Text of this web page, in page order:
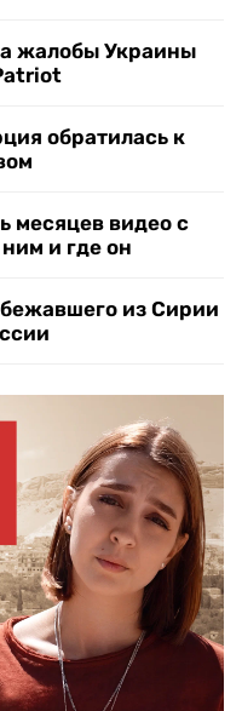
жалобы Украины
обратилась к
месяцев видео с
и где он
из Сирии